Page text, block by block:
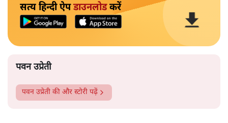
सत्य हिन्दी ऐपडाउनलोडकरें
पवन उप्रेती
पवन उप्रेती की और स्टोरी पढ़ें